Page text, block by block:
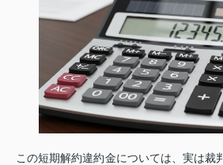
この短期解約違約金については、実は裁